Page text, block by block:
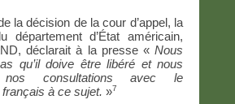
la décision de la cour d’appel, la
département d’État américain,
déclarait à la presse « Nous
qu’il doive être libéré et nous
nos consultations avec le
à ce sujet. »7